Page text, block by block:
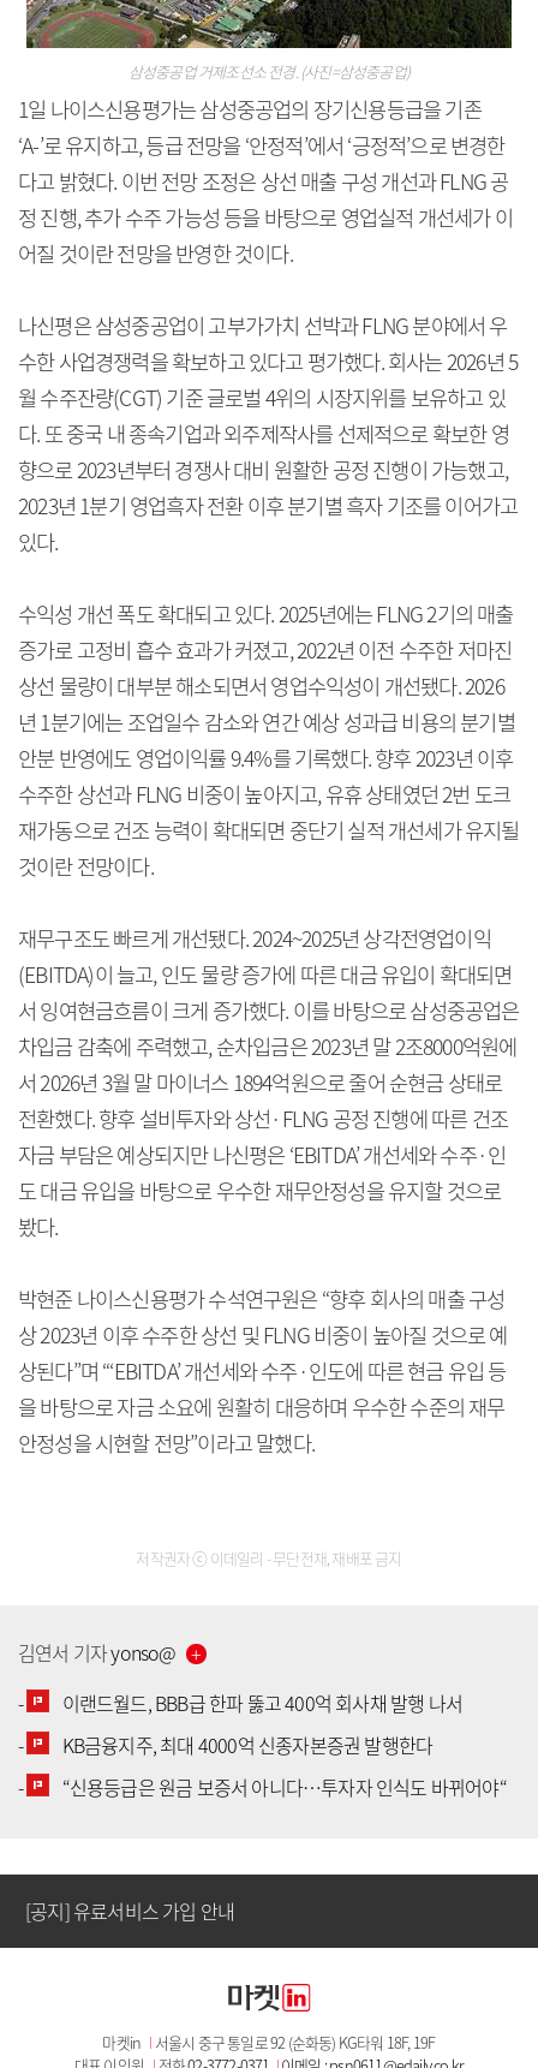
삼성중공업 거제조선소 전경. (사진=삼성중공업)
1일 나이스신용평가는 삼성중공업의 장기신용등급을 기존
‘A-’로 유지하고, 등급 전망을 ‘안정적’에서 ‘긍정적’으로 변경한
다고 밝혔다. 이번 전망 조정은 상선 매출 구성 개선과 FLNG 공
정 진행, 추가 수주 가능성 등을 바탕으로 영업실적 개선세가 이
어질 것이란 전망을 반영한 것이다.
나신평은 삼성중공업이 고부가가치 선박과 FLNG 분야에서 우
수한 사업경쟁력을 확보하고 있다고 평가했다. 회사는 2026년 5
월 수주잔량(CGT) 기준 글로벌 4위의 시장지위를 보유하고 있
다. 또 중국 내 종속기업과 외주제작사를 선제적으로 확보한 영
향으로 2023년부터 경쟁사 대비 원활한 공정 진행이 가능했고,
2023년 1분기 영업흑자 전환 이후 분기별 흑자 기조를 이어가고
있다.
수익성 개선 폭도 확대되고 있다. 2025년에는 FLNG 2기의 매출
증가로 고정비 흡수 효과가 커졌고, 2022년 이전 수주한 저마진
상선 물량이 대부분 해소되면서 영업수익성이 개선됐다. 2026
년 1분기에는 조업일수 감소와 연간 예상 성과급 비용의 분기별
안분 반영에도 영업이익률 9.4%를 기록했다. 향후 2023년 이후
수주한 상선과 FLNG 비중이 높아지고, 유휴 상태였던 2번 도크
재가동으로 건조 능력이 확대되면 중단기 실적 개선세가 유지될
것이란 전망이다.
재무구조도 빠르게 개선됐다. 2024~2025년 상각전영업이익
(EBITDA)이 늘고, 인도 물량 증가에 따른 대금 유입이 확대되면
서 잉여현금흐름이 크게 증가했다. 이를 바탕으로 삼성중공업은
차입금 감축에 주력했고, 순차입금은 2023년 말 2조8000억원에
서 2026년 3월 말 마이너스 1894억원으로 줄어 순현금 상태로
전환했다. 향후 설비투자와 상선·FLNG 공정 진행에 따른 건조
자금 부담은 예상되지만 나신평은 ‘EBITDA’ 개선세와 수주·인
도 대금 유입을 바탕으로 우수한 재무안정성을 유지할 것으로
봤다.
박현준 나이스신용평가 수석연구원은 “향후 회사의 매출 구성
상 2023년 이후 수주한 상선 및 FLNG 비중이 높아질 것으로 예
상된다”며 “‘EBITDA’ 개선세와 수주·인도에 따른 현금 유입 등
을 바탕으로 자금 소요에 원활히 대응하며 우수한 수준의 재무
안정성을 시현할 전망”이라고 말했다.
저작권자 ⓒ 이데일리 - 무단전재, 재배포 금지
김연서 기자yonso@
-
이랜드월드, BBB급 한파 뚫고 400억 회사채 발행 나서
-
KB금융지주, 최대 4000억 신종자본증권 발행한다
-
“신용등급은 원금 보증서 아니다…투자자 인식도 바뀌어야“
[공지] 유료서비스 가입 안내
[공지] 유료서비스 가입 안내
[공지] 새로워진 마켓인, 성공투자 창을 열다
[공지] 유료서비스 가입 안내
마켓in I 서울시 중구 통일로 92 (순화동) KG타워 18F, 19F